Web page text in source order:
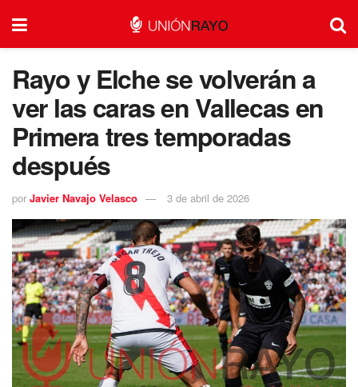
Rayo y Elche se volverán a
ver las caras en Vallecas en
Primera tres temporadas
después
por Javier Navajo Velasco 3 de abril de 2026